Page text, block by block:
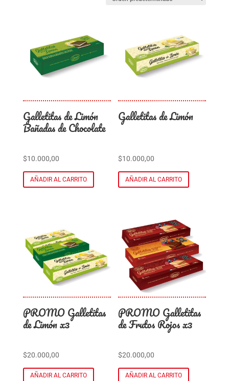
Galletitas de Limón
Bañadas de Chocolate
$10.000,00
AÑADIR AL CARRITO
Galletitas de Limón
$10.000,00
AÑADIR AL CARRITO
PROMO Galletitas
de Limón x3
$20.000,00
AÑADIR AL CARRITO
PROMO Galletitas
de Frutos Rojos x3
$20.000,00
AÑADIR AL CARRITO